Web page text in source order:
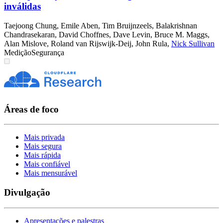
inválidas
Taejoong Chung, Emile Aben, Tim Bruijnzeels, Balakrishnan
Chandrasekaran, David Choffnes, Dave Levin, Bruce M. Maggs,
Alan Mislove, Roland van Rijswijk-Deij, John Rula, Nick Sullivan
MediçãoSegurança
Áreas de foco
Mais privada
Mais segura
Mais rápida
Mais confiável
Mais mensurável
Divulgação
Apresentações e palestras